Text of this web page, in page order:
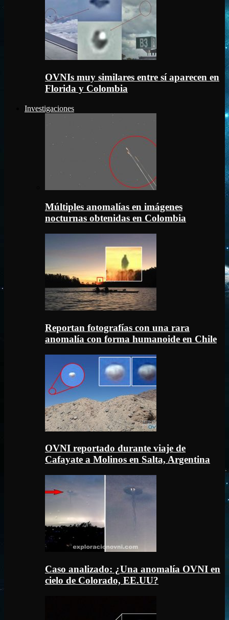
OVNIs muy similares entre sí aparecen en
Florida y Colombia
Investigaciones
Múltiples anomalías en imágenes
nocturnas obtenidas en Colombia
Reportan fotografías con una rara
anomalía con forma humanoide en Chile
OVNI reportado durante viaje de
Cafayate a Molinos en Salta, Argentina
Caso analizado: ¿Una anomalía OVNI en
cielo de Colorado, EE.UU?